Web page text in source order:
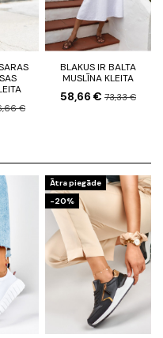
€
BLAKUS IR BALTA
MUSLĪNA KLEITA
58,66 € 73,33 €
Ātra piegāde
-20%